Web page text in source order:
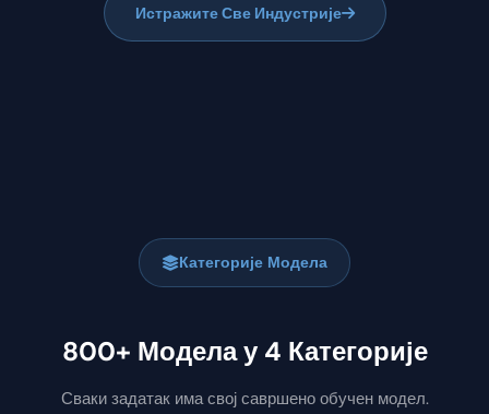
Истражите Све Индустрије
Категорије Модела
800+ Модела у 4 Категорије
Сваки задатак има свој савршено обучен модел.